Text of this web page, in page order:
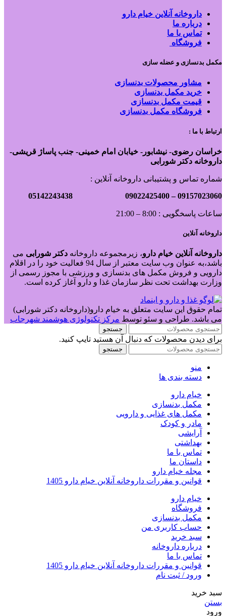
داروخانه آنلاین خیام دارو
درباره ما
تماس با ما
فروشگاه
مکمل بدنسازی و عضله سازی
مشاور محصولات بدنسازی
خرید مکمل بدنسازی
قیمت مکمل بدنسازی
فروشگاه مکمل بدنسازی
ارتباط با ما :
خراسان رضوی- نیشابور- خیابان امام خمینی- جنب پاساژ قریشی-
داروخانه دکتر شورابی
شماره تماس و پشتیبانی داروخانه آنلاین :
09157023060 –
09022425400 05142243438
ساعات پاسخگویی : 8:00 – 21:00
داروخانه آنلاین
داروخانه آنلاین خیام دارو، زیرمجموعه داروخانه دکتر شورابی می
باشد،به عنوان وب سایت معتبر از سال 94 فعالیت خود را در اقلام
دارویی و فروش مکمل های بدنسازی و ورزشی با مجوز رسمی از
وزارت بهداشت تحت نظر سازمان غذا و دارو آغاز کرده است.
تمام حقوق این سایت متعلق به خیام دارو(داروخانه دکتر شورابی)
می باشد. طراحی و سئو توسط مرکز تکنولوژی هوشمند شهرجاب
جستجو
برای دیدن محصولات که دنبال آن هستید تایپ کنید.
جستجو
منو
دسته بندی ها
خیام دارو
مکمل بدنسازی
مکمل های غذایی و دارویی
مادر و کودک
آرایشی
بهداشتی
تماس با ما
داستان ما
مجله خیام دارو
قوانین و مقررات داروخانه آنلاین خیام دارو 1405
خیام دارو
فروشگاه
مکمل بدنسازی
حساب کاربری من
سبد خرید
درباره داروخانه
تماس با ما
قوانین و مقررات داروخانه آنلاین خیام دارو 1405
ورود / ثبت نام
سبد خرید
بستن
ورود